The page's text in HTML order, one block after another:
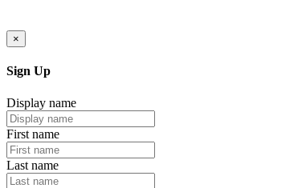
×
Sign Up
Display name
First name
Last name